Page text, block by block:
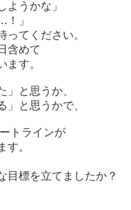
ようかな」
！」
てください。
含めて
ます。
」と思うか、
」と思うかで、
トラインが
す。
目標を立てましたか？